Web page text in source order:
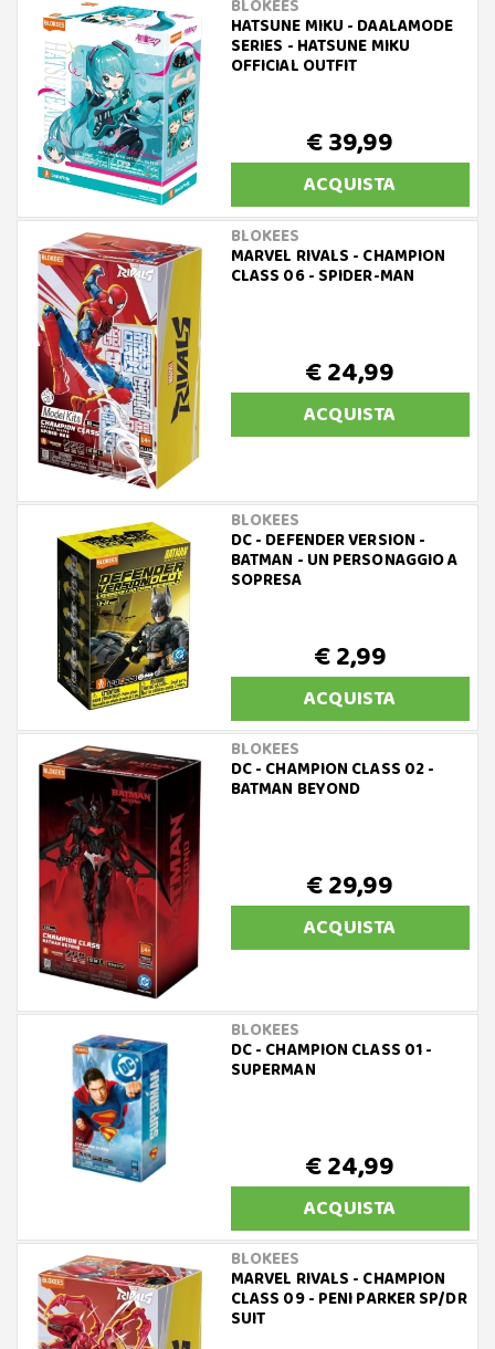
BLOKEES
HATSUNE MIKU - DAALAMODE
SERIES - HATSUNE MIKU
OFFICIAL OUTFIT
€ 39,99
ACQUISTA
BLOKEES
MARVEL RIVALS - CHAMPION
CLASS 06 - SPIDER-MAN
€ 24,99
ACQUISTA
BLOKEES
DC - DEFENDER VERSION -
BATMAN - UN PERSONAGGIO A
SOPRESA
€ 2,99
ACQUISTA
BLOKEES
DC - CHAMPION CLASS 02 -
BATMAN BEYOND
€ 29,99
ACQUISTA
BLOKEES
DC - CHAMPION CLASS 01 -
SUPERMAN
€ 24,99
ACQUISTA
BLOKEES
MARVEL RIVALS - CHAMPION
CLASS 09 - PENI PARKER SP/DR
SUIT